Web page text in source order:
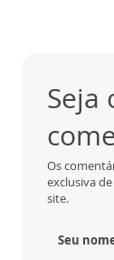
Seja
Os
exclusiva
site.
Seu